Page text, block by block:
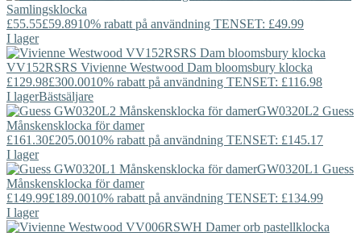
Samlingsklocka
£55.55£59.8910% rabatt på användning TENSET: £49.99
I lager
VV152RSRS Vivienne Westwood Dam bloomsbury klocka
£129.98£300.0010% rabatt på användning TENSET: £116.98
I lagerBästsäljare
GW0320L2 Guess
Månskensklocka för damer
£161.30£205.0010% rabatt på användning TENSET: £145.17
I lager
GW0320L1 Guess
Månskensklocka för damer
£149.99£189.0010% rabatt på användning TENSET: £134.99
I lager